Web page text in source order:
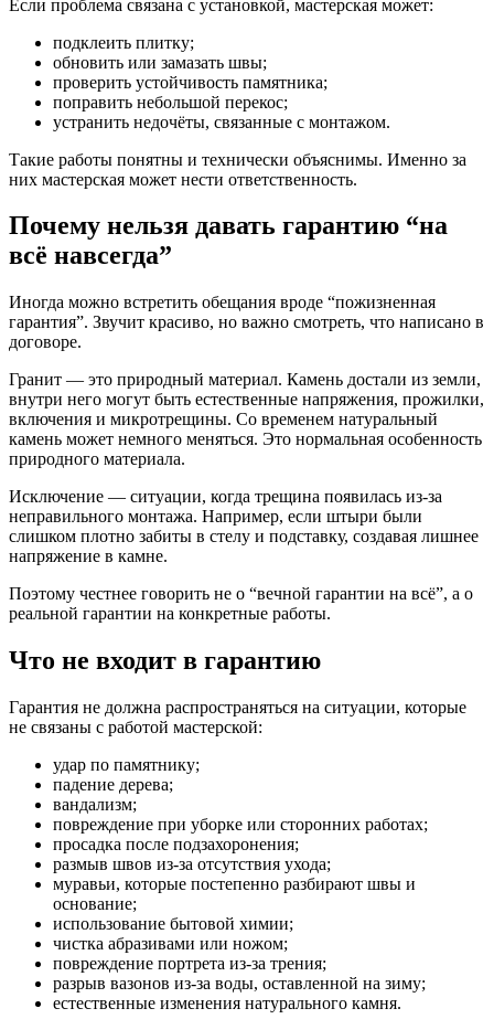
Если проблема связана с установкой, мастерская может:
подклеить плитку;
обновить или замазать швы;
проверить устойчивость памятника;
поправить небольшой перекос;
устранить недочёты, связанные с монтажом.
Такие работы понятны и технически объяснимы. Именно за
них мастерская может нести ответственность.
Почему нельзя давать гарантию “на
всё навсегда”
Иногда можно встретить обещания вроде “пожизненная
гарантия”. Звучит красиво, но важно смотреть, что написано в
договоре.
Гранит — это природный материал. Камень достали из земли,
внутри него могут быть естественные напряжения, прожилки,
включения и микротрещины. Со временем натуральный
камень может немного меняться. Это нормальная особенность
природного материала.
Исключение — ситуации, когда трещина появилась из-за
неправильного монтажа. Например, если штыри были
слишком плотно забиты в стелу и подставку, создавая лишнее
напряжение в камне.
Поэтому честнее говорить не о “вечной гарантии на всё”, а о
реальной гарантии на конкретные работы.
Что не входит в гарантию
Гарантия не должна распространяться на ситуации, которые
не связаны с работой мастерской:
удар по памятнику;
падение дерева;
вандализм;
повреждение при уборке или сторонних работах;
просадка после подзахоронения;
размыв швов из-за отсутствия ухода;
муравьи, которые постепенно разбирают швы и
основание;
использование бытовой химии;
чистка абразивами или ножом;
повреждение портрета из-за трения;
разрыв вазонов из-за воды, оставленной на зиму;
естественные изменения натурального камня.